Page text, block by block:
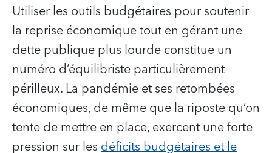
Utiliser les outils budgétaires pour soutenir
la reprise économique tout en gérant une
dette publique plus lourde constitue un
numéro d’équilibriste particulièrement
périlleux. La pandémie et ses retombées
économiques, de même que la riposte qu’on
tente de mettre en place, exercent une forte
pression sur lesdéficits budgétaires et le